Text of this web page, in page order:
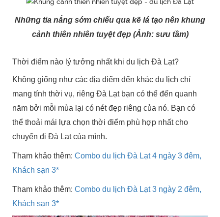
Những tia nắng sớm chiếu qua kẽ lá tạo nên khung
cảnh thiên nhiên tuyệt đẹp (Ảnh: sưu tầm)
Thời điểm nào lý tưởng nhất khi du lịch Đà Lạt?
Không giống như các địa điểm đến khác du lịch chỉ
mang tính thời vụ, riêng Đà Lạt bạn có thể đến quanh
năm bởi mỗi mùa lại có nét đẹp riêng của nó. Bạn có
thể thoải mái lựa chọn thời điểm phù hợp nhất cho
chuyến đi Đà Lạt của mình.
Tham khảo thêm:Combo du lịch Đà Lạt 4 ngày 3 đêm,
Khách sạn 3*
Tham khảo thêm:Combo du lịch Đà Lạt 3 ngày 2 đêm,
Khách sạn 3*